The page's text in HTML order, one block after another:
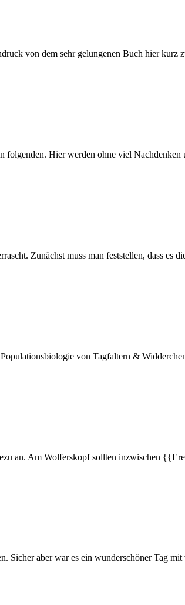
von dem sehr gelungenen Buch hier
Hier werden ohne viel
Zunächst muss man feststellen, dass es
von Tagfaltern &
an. Am Wolferskopf sollten inzwischen
aber war es ein wunderschöner Tag